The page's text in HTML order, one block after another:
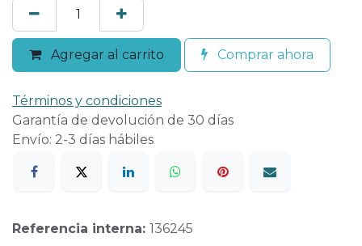
Agregar al carrito Comprar ahora
Términos y condiciones
Garantía de devolución de 30 días
Envío: 2-3 días hábiles
Referencia interna: 136245